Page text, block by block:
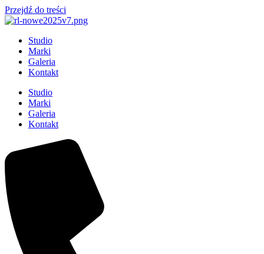
Przejdź do treści
Studio
Marki
Galeria
Kontakt
Studio
Marki
Galeria
Kontakt